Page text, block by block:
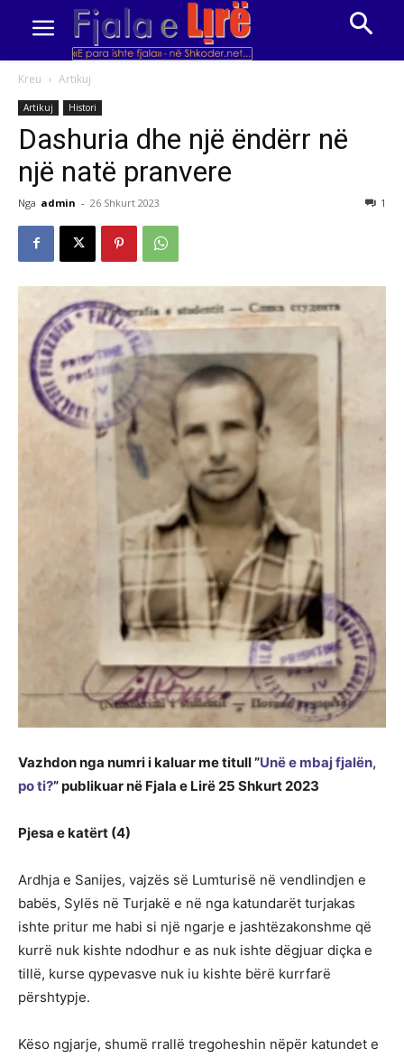
Kreu Artikuj
Artikuj Histori
Dashuria dhe një ëndërr në
një natë pranvere
Nga admin - 26 Shkurt 2023 1
Vazhdon nga numri i kaluar me titull ”Unë e mbaj fjalën,
po ti?” publikuar në Fjala e Lirë 25 Shkurt 2023
Pjesa e katërt (4)
Ardhja e Sanijes, vajzës së Lumturisë në vendlindjen e
babës, Sylës në Turjakë e në nga katundarët turjakas
ishte pritur me habi si një ngarje e jashtëzakonshme që
kurrë nuk kishte ndodhur e as nuk ishte dëgjuar diçka e
tillë, kurse qypevasve nuk iu kishte bërë kurrfarë
përshtypje.
Këso ngjarje, shumë rrallë tregoheshin nëpër katundet e